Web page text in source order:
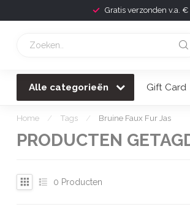
Gratis verzonden v.a. €
Alle categorieën Gift Card
Home / Tags / Bruine Faux Fur Jas
PRODUCTEN
0 Producten